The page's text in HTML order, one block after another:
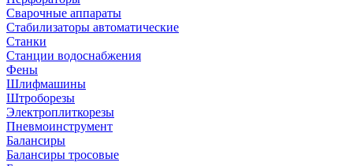
Сварочные аппараты
Стабилизаторы автоматические
Станки
Станции водоснабжения
Фены
Шлифмашины
Штроборезы
Электроплиткорезы
Пневмоинструмент
Балансиры
Балансиры тросовые